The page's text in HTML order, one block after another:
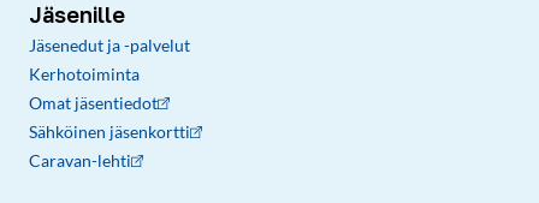
Jäsenille
Jäsenedut ja -palvelut
Kerhotoiminta
Omat jäsentiedot
Sähköinen jäsenkortti
Caravan-lehti